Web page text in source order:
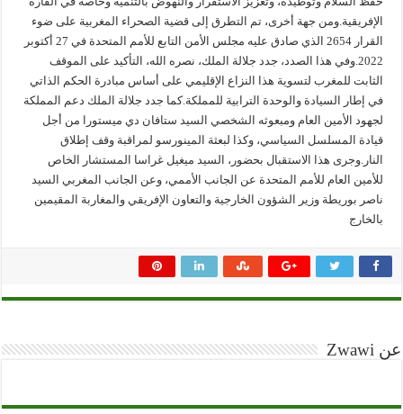
الإفريقية.ومن جهة أخرى، تم التطرق إلى قضية الصحراء المغربية على ضوء
القرار 2654 الذي صادق عليه مجلس الأمن التابع للأمم المتحدة في 27 أكتوبر
2022.وفي هذا الصدد، جدد جلالة الملك، نصره الله، التأكيد على الموقف
الثابت للمغرب لتسوية هذا النزاع الإقليمي على أساس مبادرة الحكم الذاتي
في إطار السيادة والوحدة الترابية للمملكة.كما جدد جلالة الملك دعم المملكة
لجهود الأمين العام ومبعوثه الشخصي السيد ستافان دي ميستورا من أجل
قيادة المسلسل السياسي، وكذا لبعثة المينورسو لمراقبة وقف إطلاق
النار.وجرى هذا الاستقبال بحضور، السيد ميغيل غراسا المستشار الخاص
للأمين العام للأمم المتحدة عن الجانب الأممي، وعن الجانب المغربي السيد
ناصر بوريطة وزير الشؤون الخارجية والتعاون الإفريقي والمغاربة المقيمين
بالخارج
عن Zwawi